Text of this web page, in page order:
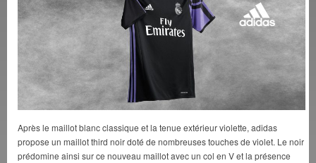
Après le maillot blanc classique et la tenue extérieur violette, adidas
propose un maillot third noir doté de nombreuses touches de violet. Le noir
prédomine ainsi sur ce nouveau maillot avec un col en V et la présence